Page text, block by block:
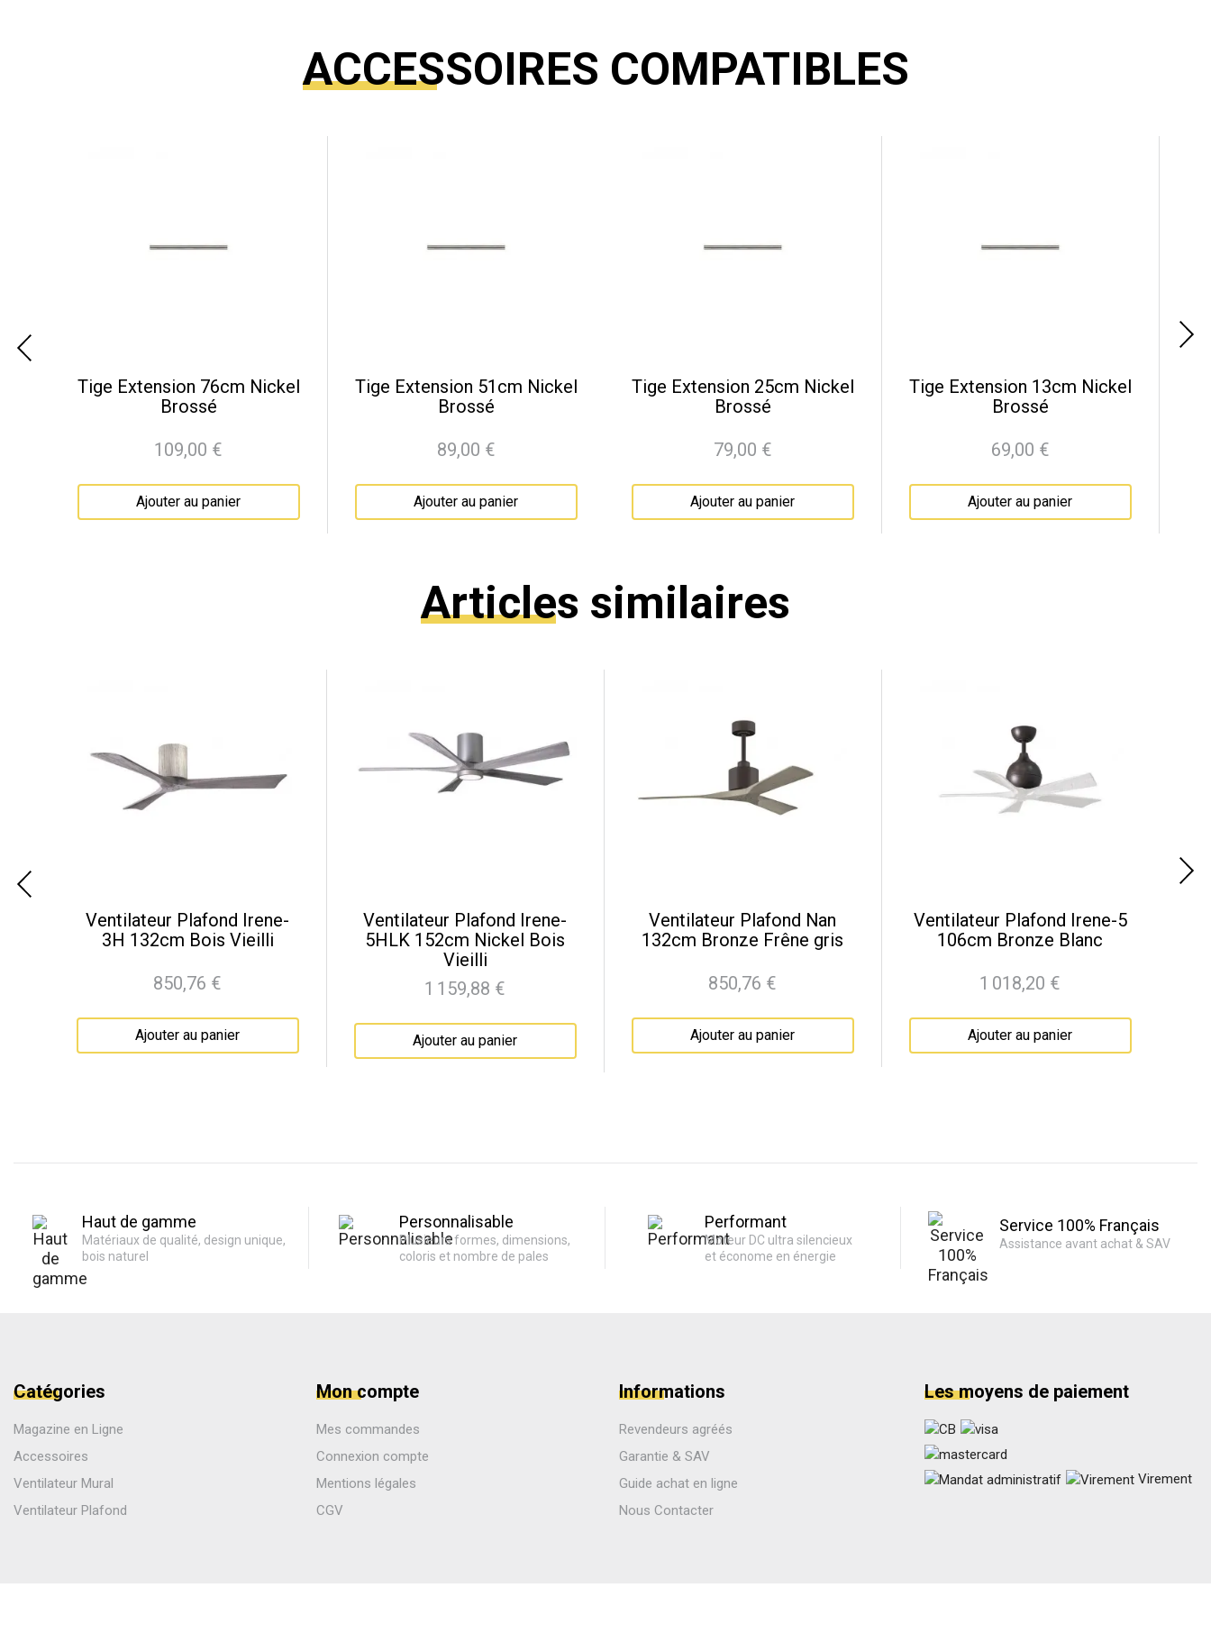
ACCESSOIRES COMPATIBLES
Tige Extension 76cm Nickel
Brossé
Prix
109,00 €
Ajouter au panier
Tige Extension 51cm Nickel
Brossé
Prix
89,00 €
Ajouter au panier
Tige Extension 25cm Nickel
Brossé
Prix
79,00 €
Ajouter au panier
Tige Extension 13cm Nickel
Brossé
Prix
69,00 €
Ajouter au panier
Articles similaires
Ventilateur Plafond Irene-
3H 132cm Bois Vieilli
Prix
850,76 €
Ajouter au panier
Ventilateur Plafond Irene-
5HLK 152cm Nickel Bois
Vieilli
Prix
1 159,88 €
Ajouter au panier
Ventilateur Plafond Nan
132cm Bronze Frêne gris
Prix
850,76 €
Ajouter au panier
Ventilateur Plafond Irene-5
106cm Bronze Blanc
Prix
1 018,20 €
Ajouter au panier
Haut de gamme
Matériaux de qualité, design unique,
bois naturel
Personnalisable
Plusieurs formes, dimensions,
coloris et nombre de pales
Performant
Moteur DC ultra silencieux
et économe en énergie
Service 100% Français
Assistance avant achat & SAV
Catégories
Magazine en Ligne
Accessoires
Ventilateur Mural
Ventilateur Plafond
Mon compte
Mes commandes
Connexion compte
Mentions légales
CGV
Informations
Revendeurs agréés
Garantie & SAV
Guide achat en ligne
Nous Contacter
Les moyens de paiement
Virement